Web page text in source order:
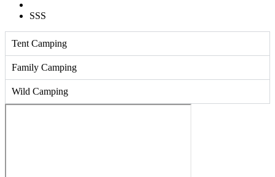
SSS
Tent Camping
Family Camping
Wild Camping